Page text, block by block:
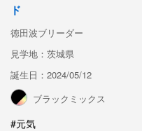
ド
徳田波ブリーダー
見学地：茨城県
誕生日：2024/05/12
ブラックミックス
#元気